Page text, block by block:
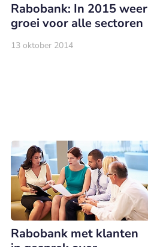
Rabobank: In 2015 weer
groei voor alle sectoren
13 oktober 2014
Rabobank met klanten